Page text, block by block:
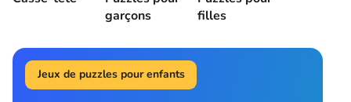
garçons
filles
Jeux de puzzles pour enfants